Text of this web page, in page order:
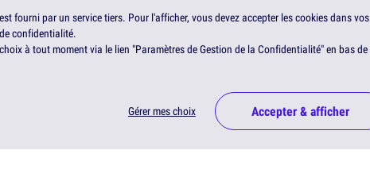
fourni par un service tiers. Pour l'afficher, vous devez accepter les cookies dans vos
confidentialité.
à tout moment via le lien "Paramètres de Gestion de la Confidentialité" en bas de
Gérer mes choix Accepter & afficher